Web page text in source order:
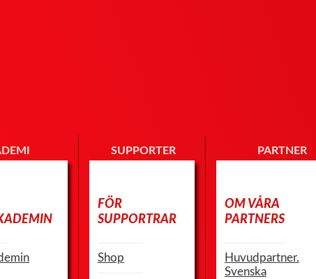
SUPPORTER
FÖR
SUPPORTRAR
Shop
PARTNER
OM VÅRA
PARTNERS
Huvudpartner.
Svenska